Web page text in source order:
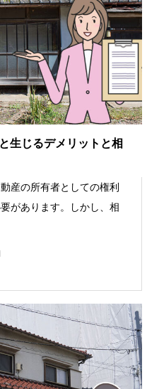
生じるデメリットと相
産の所有者としての権利
があります。しかし、相